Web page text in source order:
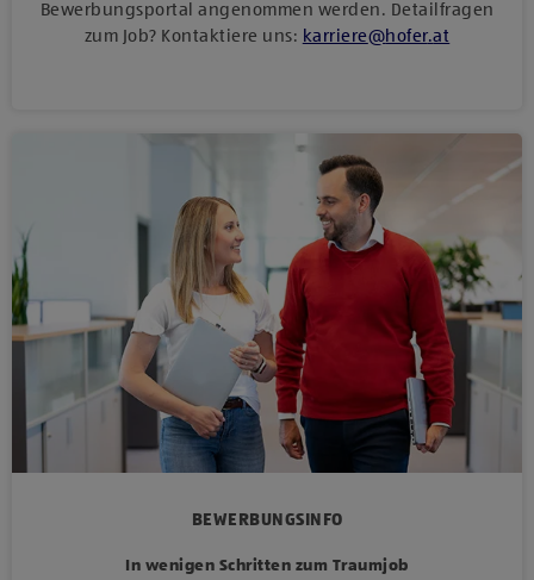
Bewerbungsportal angenommen werden. Detailfragen
zum Job? Kontaktiere uns: karriere@hofer.at
BEWERBUNGSINFO
In wenigen Schritten zum Traumjob